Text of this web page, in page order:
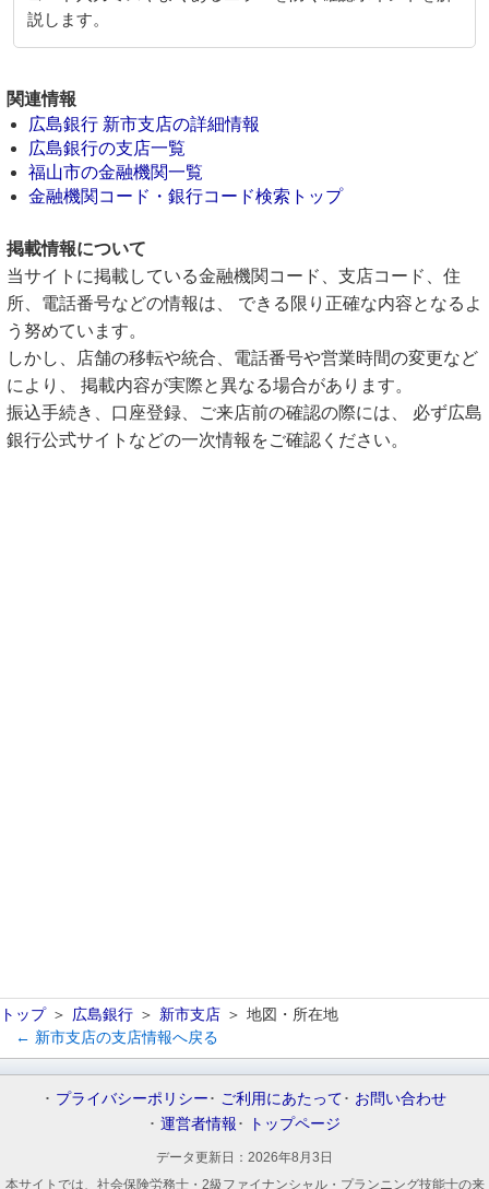
説します。
関連情報
広島銀行 新市支店の詳細情報
広島銀行の支店一覧
福山市の金融機関一覧
金融機関コード・銀行コード検索トップ
掲載情報について
当サイトに掲載している金融機関コード、支店コード、住
所、電話番号などの情報は、 できる限り正確な内容となるよ
う努めています。
しかし、店舗の移転や統合、電話番号や営業時間の変更など
により、 掲載内容が実際と異なる場合があります。
振込手続き、口座登録、ご来店前の確認の際には、 必ず広島
銀行公式サイトなどの一次情報をご確認ください。
トップ 広島銀行 新市支店
地図・所在地
← 新市支店の支店情報へ戻る
プライバシーポリシー ご利用にあたって
お問い合わせ
運営者情報
トップページ
データ更新日： 2026年8月3日
本サイトでは、社会保険労務士・2級ファイナンシャル・プランニング技能士の来